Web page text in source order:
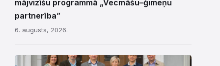
mājvizīšu programmā „Vecmāšu–ģimeņu
partnerība”
6. augusts, 2026.